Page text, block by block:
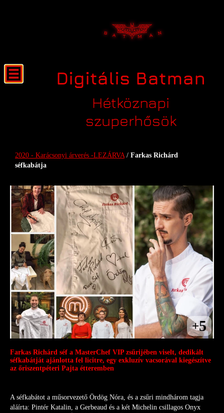
Digitális Batman
Hétköznapi
szuperhősök
Farkas Richárd séfkabátja
2020 - Karácsonyi árverés -LEZÁRVA/ Farkas Richárd
séfkabátja
Farkas Richárd séf a MasterChef VIP zsűrijében viselt, dedikált
séfkabátját ajánlotta fel licitre, egy exkluzív vacsorával kiegészítve
az őriszentpéteri Pajta étteremben
A séfkabátot a műsorvezető Ördög Nóra, és a zsűri mindhárom tagja
aláírta: Pintér Katalin, a Gerbeaud és a két Michelin csillagos Onyx
+5